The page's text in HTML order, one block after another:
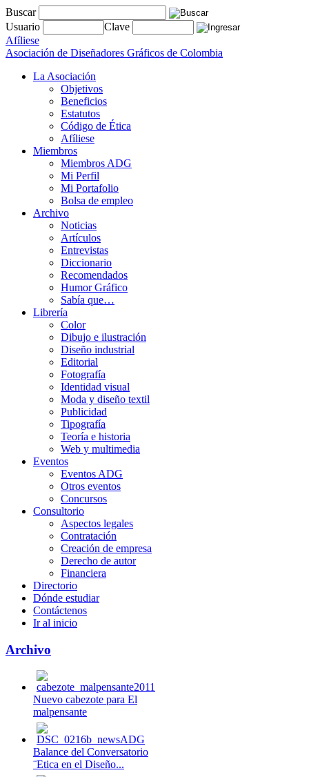
Buscar
Usuario
Clave
Afíliese
Asociación de Diseñadores Gráficos de Colombia
La Asociación
Objetivos
Beneficios
Estatutos
Código de Ética
Afíliese
Miembros
Miembros ADG
Mi Perfil
Mi Portafolio
Bolsa de empleo
Archivo
Noticias
Artículos
Entrevistas
Diccionario
Recomendados
Humor Gráfico
Sabía que…
Librería
Color
Dibujo e ilustración
Diseño industrial
Editorial
Fotografía
Identidad visual
Moda y diseño textil
Publicidad
Tipografía
Teoría e historia
Web y multimedia
Eventos
Eventos ADG
Otros eventos
Concursos
Consultorio
Aspectos legales
Contratación
Creación de empresa
Derecho de autor
Financiera
Directorio
Dónde estudiar
Contáctenos
Ir al inicio
Archivo
Nuevo cabezote para El
malpensante
Balance del Conversatorio
¨Etica en el Diseño...